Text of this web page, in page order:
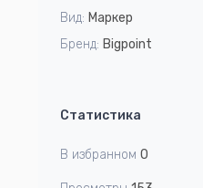
Вид: Маркер
Бренд: Bigpoint
Статистика
В избранном 0